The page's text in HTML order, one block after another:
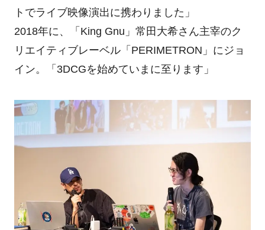
トでライブ映像演出に携わりました」
2018年に、「King Gnu」常田大希さん主宰のク
リエイティブレーベル「PERIMETRON」にジョ
イン。「3DCGを始めていまに至ります」